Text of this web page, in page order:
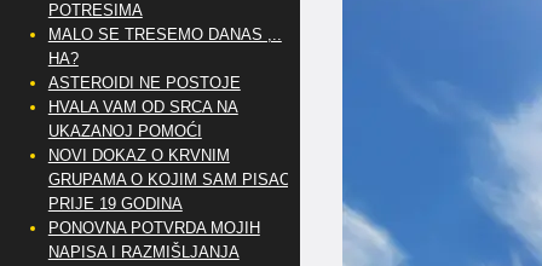
POTRESIMA
MALO SE TRESEMO DANAS ,..
HA?
ASTEROIDI NE POSTOJE
HVALA VAM OD SRCA NA
UKAZANOJ POMOĆI
NOVI DOKAZ O KRVNIM
GRUPAMA O KOJIM SAM PISAO
PRIJE 19 GODINA
PONOVNA POTVRDA MOJIH
NAPISA I RAZMIŠLJANJA